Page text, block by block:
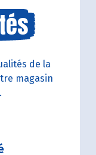
de la
magasin